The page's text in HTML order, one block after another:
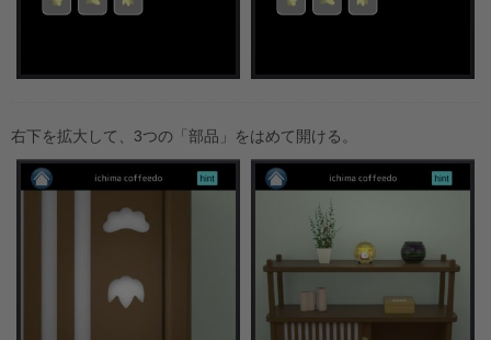
右下を拡大して、3つの「部品」をはめて開ける。